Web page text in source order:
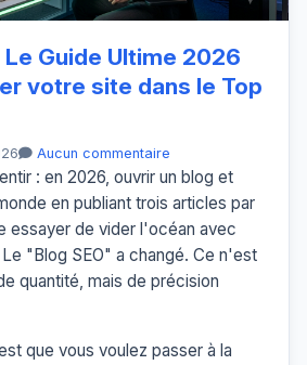
Le Guide Ultime 2026
votre site dans le Top
Aucun commentaire
: en 2026, ouvrir un blog et
en publiant trois articles par
essayer de vider l'océan avec
"Blog SEO" a changé. Ce n'est
quantité, mais de précision
que vous voulez passer à la